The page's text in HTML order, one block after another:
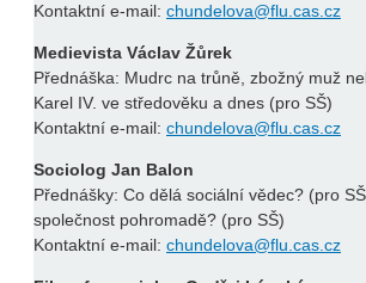
Kontaktní e-mail: chundelova@flu.cas.cz
Medievista Václav Žůrek
Přednáška: Mudrc na trůně, zbožný muž
Karel IV. ve středověku a dnes (pro SŠ)
Kontaktní e-mail: chundelova@flu.cas.cz
Sociolog Jan Balon
Přednášky: Co dělá sociální vědec? (pro
společnost pohromadě? (pro SŠ)
Kontaktní e-mail: chundelova@flu.cas.cz